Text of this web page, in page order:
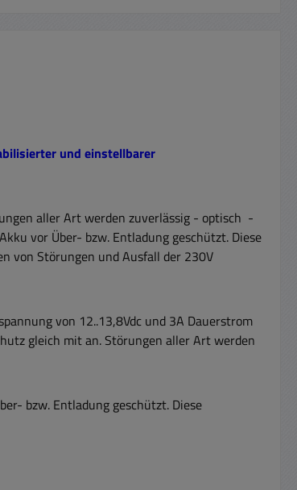
und einstellbarer
aller Art werden zuverlässig - optisch -
vor Über- bzw. Entladung geschützt. Diese
von Störungen und Ausfall der 230V
von 12..13,8Vdc und 3A Dauerstrom
gleich mit an. Störungen aller Art werden
bzw. Entladung geschützt. Diese